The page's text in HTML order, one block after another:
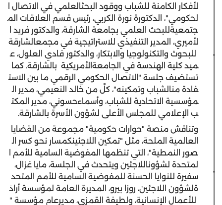
لأفكار
الكامنة للشباب ووقود البحثالعلمي في الاتصال
لحكومي"، الدكتورة نورة الكربي، رئيس قسم العلاقات الم
جتمعيةللبحث العلمي بجامعة الشارقة، و الدكتور فريد
لأميري، المدير التنفيذي للاستراتيجية في مجمعالشارقة
للبحوث والتكنولوجيا والابتكار، و الدكتور فادي العلول، ع
ميد كلية الهندسة في الجامعة الأمريكية بالشارقة. كما
تستضيف جلسة " الاتصال الحكومي الرقمي ما بين الاست
فادة منالشباب وتمكينه"، كل من خالد النعيمي، مدير
ال
مؤسسية الاتحادية للشباب، وأسماءحسوني، مدير
المكت
ب الإعلامي للمجلس الأعلى لشؤون الأسرة بالشارقة.
وتناقش منصة "حوارات حكومية" مجموعة من القضايا
العالمية الملحة، مثل "تمكين اللاجئينكمسار نحو كسر
ال
صور
النمطية"، التي تنظمها المفوضية السامية للأمم
لمتحدة لشؤوناللاجئين ويتحدث في الجلسة، مايا غزال،
سفيرة للنوايا الحسنة للمفوضية السامية للأمم
المتحد
ةلشؤون اللاجئين، روزا بيرو، المديرة العامة لمؤسسة أراد
للأعمال الإنسانية، ولطيفة القمزي، مديرعام مؤسسة "